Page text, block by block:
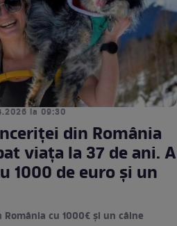
la 09:30
din România
viața la 37 de ani. A
1000 de euro și un
cu 1000€ și un câine